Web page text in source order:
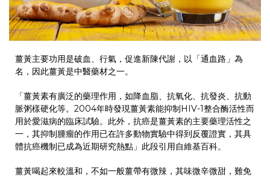
薑黃主要功用是破血、行氣，促進新陳代謝，以「通血路」為
名，因此薑黃是中醫藥材之一。
「薑黃素有廣泛的藥理作用，如降血脂、抗氧化、抗發炎、抗動
脈粥樣硬化等。2004年時發現薑黃素能抑制HIV-1整合酶活性而
用於愛滋病的臨床試驗。此外，抗癌是薑黃素的主要藥理活性之
一，其抑制腫瘤的作用已在許多動物實驗中得到反覆證實，其具
體抗癌機制已成為近期研究熱點」此段引用自維基百科。
薑黃喝起來較溫和，不如一般薑帶有微辣，其味微辛微甜，難免